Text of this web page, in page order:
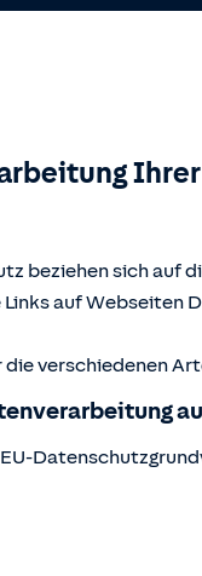
beziehen sich auf
auf
verschiedenen